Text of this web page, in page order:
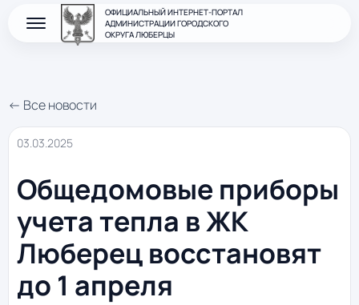
ОФИЦИАЛЬНЫЙ ИНТЕРНЕТ-ПОРТАЛ
АДМИНИСТРАЦИИ ГОРОДСКОГО
ОКРУГА ЛЮБЕРЦЫ
← Все новости
03.03.2025
Общедомовые приборы
учета тепла в ЖК
Люберец восстановят
до 1 апреля